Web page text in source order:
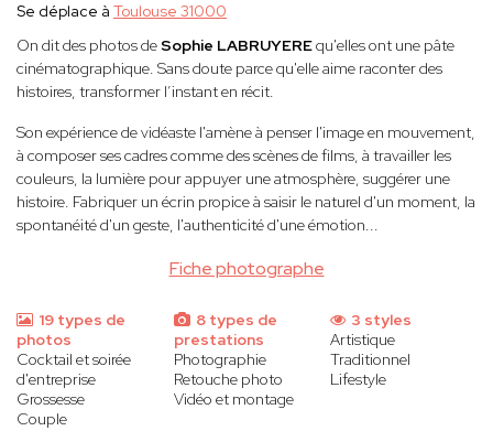
Fiche photographe
Se déplace à Toulouse 31000
On dit des photos deSophie LABRUYEREqu'elles ont une pâte
cinématographique. Sans doute parce qu'elle aime raconter des
histoires, transformer l’instant en récit.
Son expérience de vidéaste l'amène à penser l'image en mouvement,
à composer ses cadres comme des scènes de films, à travailler les
couleurs, la lumière pour appuyer une atmosphère, suggérer une
histoire. Fabriquer un écrin propice à saisir le naturel d'un moment, la
spontanéité d'un geste, l'authenticité d'une émotion...
19 types de
photos
Cocktail et soirée
d'entreprise
Grossesse
Couple
8 types de
prestations
Photographie
Retouche photo
Vidéo et montage
3 styles
Artistique
Traditionnel
Lifestyle